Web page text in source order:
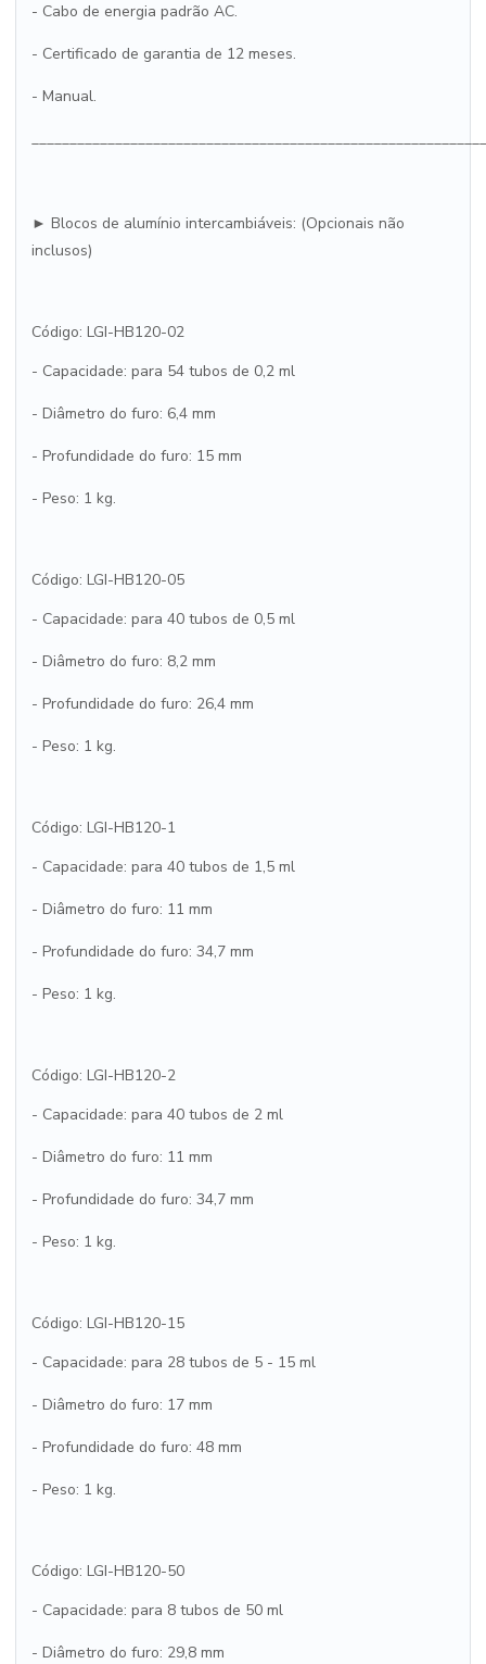
- Cabo de energia padrão AC.
- Certificado de garantia de 12 meses.
- Manual.
► Blocos de alumínio intercambiáveis: (Opcionais não
inclusos)
Código: LGI-HB120-02
- Capacidade: para 54 tubos de 0,2 ml
- Diâmetro do furo: 6,4 mm
- Profundidade do furo: 15 mm
- Peso: 1 kg.
Código: LGI-HB120-05
- Capacidade: para 40 tubos de 0,5 ml
- Diâmetro do furo: 8,2 mm
- Profundidade do furo: 26,4 mm
- Peso: 1 kg.
Código: LGI-HB120-1
- Capacidade: para 40 tubos de 1,5 ml
- Diâmetro do furo: 11 mm
- Profundidade do furo: 34,7 mm
- Peso: 1 kg.
Código: LGI-HB120-2
- Capacidade: para 40 tubos de 2 ml
- Diâmetro do furo: 11 mm
- Profundidade do furo: 34,7 mm
- Peso: 1 kg.
Código: LGI-HB120-15
- Capacidade: para 28 tubos de 5 - 15 ml
- Diâmetro do furo: 17 mm
- Profundidade do furo: 48 mm
- Peso: 1 kg.
Código: LGI-HB120-50
- Capacidade: para 8 tubos de 50 ml
- Diâmetro do furo: 29,8 mm